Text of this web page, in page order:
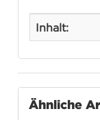
Inhalt:
Ähnliche